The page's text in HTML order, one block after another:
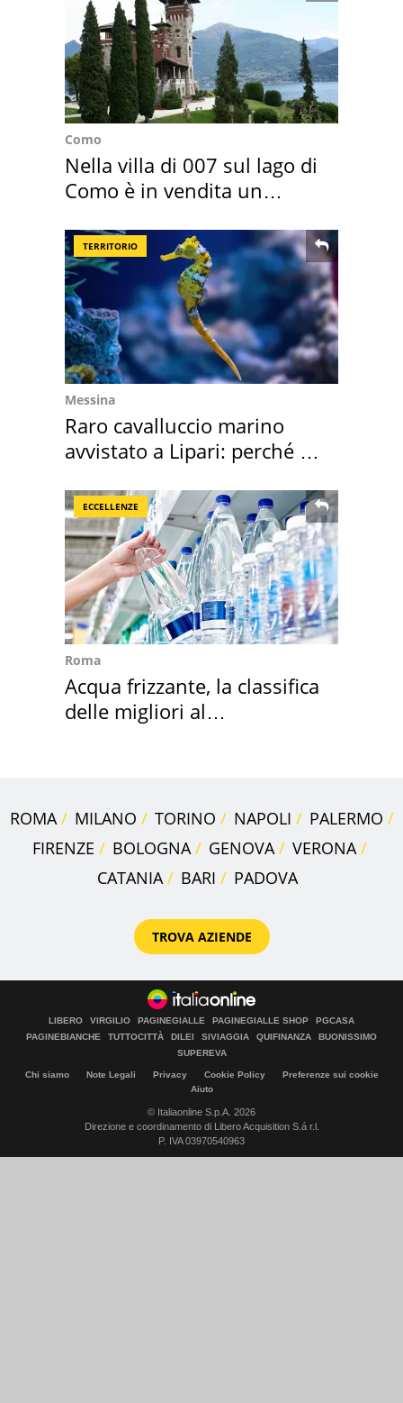
Como
Nella villa di 007 sul lago di
Como è in vendita un
TERRITORIO
Messina
Raro cavalluccio marino
avvistato a Lipari: perché è
ECCELLENZE
Roma
Acqua frizzante, la classifica
delle migliori al
ROMA MILANO TORINO NAPOLI
PALERMO
FIRENZE
BOLOGNA GENOVA
VERONA
CATANIA
BARI PADOVA
TROVA AZIENDE
LIBERO VIRGILIO PAGINEGIALLE PAGINEGIALLE SHOP
PGCASA
PAGINEBIANCHE
TUTTOCITTÀ DILEI SIVIAGGIA QUIFINANZA
BUONISSIMO
SUPEREVA
Chi siamo Note Legali Privacy Cookie Policy
Preferenze sui cookie
Aiuto
© Italiaonline S.p.A. 2026
Direzione e coordinamento di Libero Acquisition S.á r.l.
P. IVA 03970540963